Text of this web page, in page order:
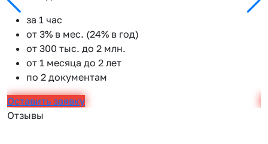
за 1 час
от 3% в мес. (24% в год)
от 300 тыс. до 2 млн.
от 1 месяца до 2 лет
по 2 документам
Оставить заявку
Отзывы